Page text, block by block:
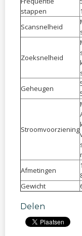
stappen
Scansnelheid
Zoeksnelheid
Geheugen
Stroomvoorziening
Afmetingen
Gewicht
Delen